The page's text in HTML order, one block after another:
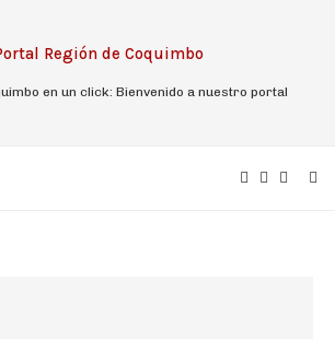
en un click: Bienvenido a nuestro portal